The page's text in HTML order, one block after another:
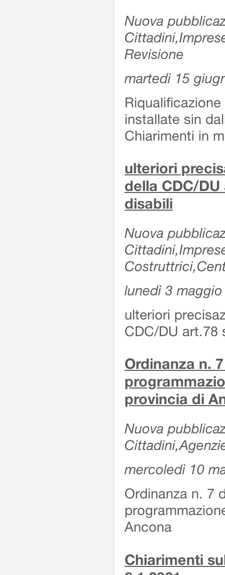
Nuova
Revisione
martedì 15
installate sin
Chiarimenti in
ulteriori
della CDC/
disabili
Nuova
lunedì 3
ulteriori
CDC/DU art.78
Ordinanza n.
provincia di
Nuova
mercoledì 10
Ordinanza n. 7
Ancona
Chiarimenti